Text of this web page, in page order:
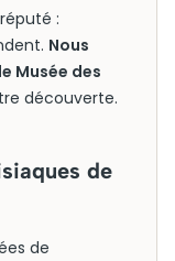
:
Nous
Musée des
découverte.
de
de